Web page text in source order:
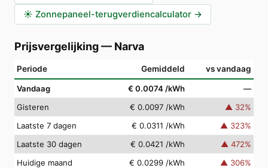
☀️ Zonnepaneel-terugverdiencalculator →
Prijsvergelijking— Narva
Periode Gemiddeld vs vandaag
Vandaag € 0.0074 /kWh
—
Gisteren
€ 0.0097 /kWh ▲ 32%
Laatste 7 dagen
€ 0.0311 /kWh ▲ 323%
Laatste 30 dagen
€ 0.0421 /kWh ▲ 472%
Huidige maand
€ 0.0299 /kWh ▲ 306%